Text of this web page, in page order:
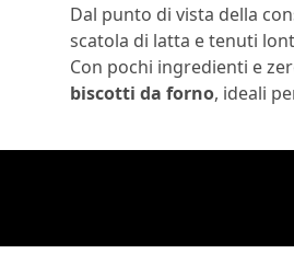
Dal punto di vista della
scatola di latta e tenuti
Con pochi ingredienti e
biscotti da forno, ideali